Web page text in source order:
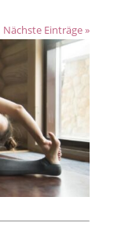
Nächste Einträge »